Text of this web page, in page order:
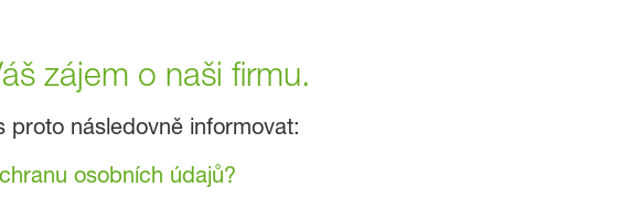
zájem o naši firmu.
proto následovně informovat:
osobních údajů?